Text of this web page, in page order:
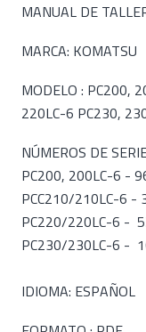
MANUAL DE
MARCA: KOMATSU
MODELO : PC200,
220LC-6 PC230,
NÚMEROS DE
PC200, 200LC-6 -
PCC210/210LC-6 -
PC220/220LC-6 -
PC230/230LC-6 -
IDIOMA: ESPAÑOL